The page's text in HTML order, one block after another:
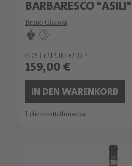
BARBARESCO "ASILI"
Bruno Giacosa
0.75 l (212,00 €/1l) *
159,00 €
IN DEN WARENKORB
Lebensmittelhinweise